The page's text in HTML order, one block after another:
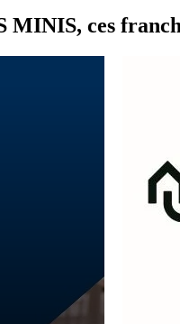
ces